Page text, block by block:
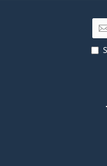
E-